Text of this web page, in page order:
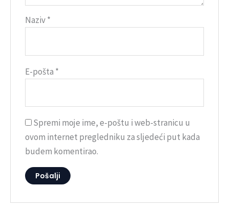
Naziv*
E-pošta *
Spremi moje ime, e-poštu i web-stranicu u
ovom internet pregledniku za sljedeći put kada
budem komentirao.